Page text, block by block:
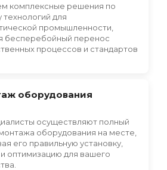
комплексные решения по
для
промышленности,
бесперебойный перенос
процессов и стандартов
оборудования
осуществляют полный
оборудования на месте,
его правильную установку,
оптимизацию для вашего